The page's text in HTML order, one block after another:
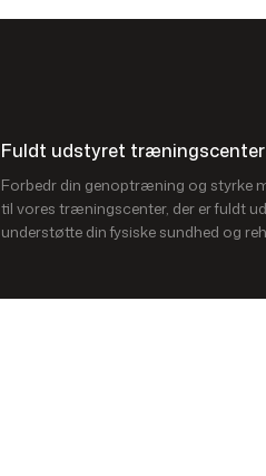
Fuldt udstyret træningscenter
Forbedr din genoptræning og styrke
til vores træningscenter, der er fuldt
understøtte din fysiske sundhed og